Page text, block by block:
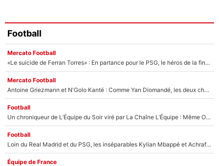
Football
Mercato Football
«Le suicide de Ferran Torres» : En partance pour le PSG, le héros de la finale de la Coupe du monde s'attire les foudres de la presse espagnole !
Mercato Football
Antoine Griezmann et N'Golo Kanté : Comme Yan Diomandé, les deux champions du monde ont refusé de signer au PSG !
Football
Un chroniqueur de L’Équipe du Soir viré par La Chaîne L’Équipe : Même Olivier Ménard n’avait pas pu empêcher son départ, «je l’ai appris sur Twitter, je l’ai vécu assez mal»
Football
Loin du Real Madrid et du PSG, les inséparables Kylian Mbappé et Achraf Hakimi changent d'équipe le temps d'une journée !
Équipe de France